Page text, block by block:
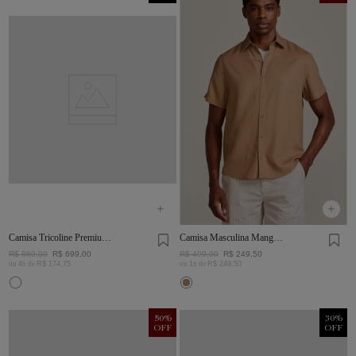
Camisa Tricoline Premium
R$ 869,00 R$ 699 00
ou x de R$ 174 75
Camisa Masculina Manga
R$ 499,00 R$ 249 50
ou x de R$ 249 50
50%
OFF
30%
OFF